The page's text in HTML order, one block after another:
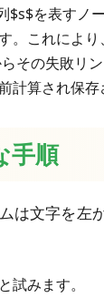
$s$を表すノ
これによ
その失敗リ
算され保存
手順
は文字を左
みます。